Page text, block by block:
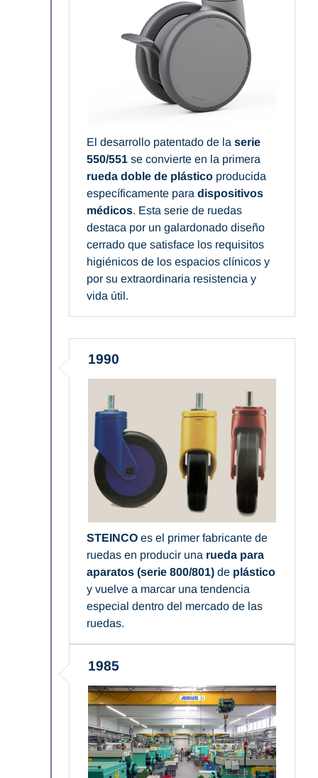
El desarrollo patentado de la serie
550/551 se convierte en la primera
rueda doble de plástico producida
específicamente para dispositivos
médicos. Esta serie de ruedas
destaca por un galardonado diseño
cerrado que satisface los requisitos
higiénicos de los espacios clínicos y
por su extraordinaria resistencia y
vida útil.
1990
STEINCO es el primer fabricante de
ruedas en producir una rueda para
aparatos (serie 800/801) de plástico
y vuelve a marcar una tendencia
especial dentro del mercado de las
ruedas.
1985